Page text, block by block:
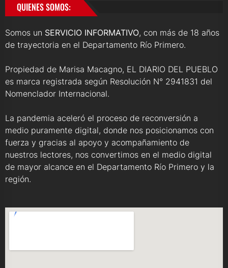
QUIENES SOMOS:
Somos un SERVICIO INFORMATIVO, con más de 18 años
de trayectoria en el Departamento Río Primero.
Propiedad de Marisa Macagno, EL DIARIO DEL PUEBLO
es marca registrada según Resolución N° 2941831 del
Nomenclador Internacional.
La pandemia aceleró el proceso de reconversión a
medio puramente digital, donde nos posicionamos con
fuerza y gracias al apoyo y acompañamiento de
nuestros lectores, nos convertimos en el medio digital
de mayor alcance en el Departamento Río Primero y la
región.